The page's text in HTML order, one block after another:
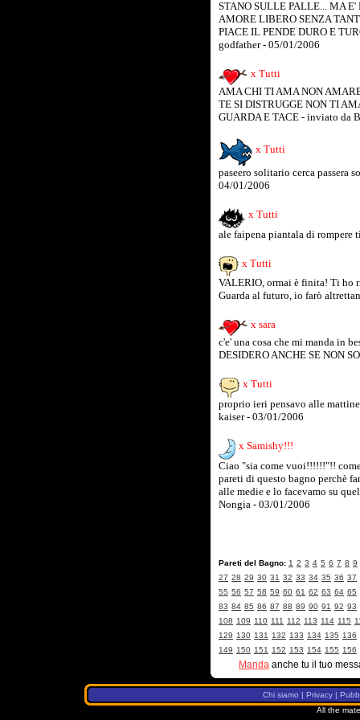
STANO SULLE PALLE... MA
AMORE LIBERO SENZA
PIACE IL PENDE DURO E
godfather - 05/01/2006
x Tutti
AMA CHI TI AMA NON
TE SI DISTRUGGE NON TI
GUARDA E TACE - inviato da
x Tutti
paseero solitario cerca passera
04/01/2006
x Tutti
ale faipena piantala di
x Tutti
VALERIO, ormai è finita! Ti ho
Guarda al futuro, io farò
x sara
c'e' una cosa che mi manda in
DESIDERO ANCHE SE NON
x Tutti
proprio ieri pensavo alle mattine
kaiser - 03/01/2006
x Samishy!!!
Ciao "sia come vuoi!!!!!!"!!
pareti di questo bagno perchè
alle medie e lo facevamo su
Nongia - 03/01/2006
Pareti del Bagno: 1 2 3 4 5 6 7 8 9
27 28 29 30 31 32 33 34 35 36 37
55 56 57 58 59 60 61 62 63 64 65
83 84 85 86 87 88 89 90 91 92 93
108 109 110 111 112 113 114 115
129 130 131 132 133 134 135 136
149 150 151 152 153 154 155 156
Manda anche tu il tuo
Chi siamo | Privacy |
All the